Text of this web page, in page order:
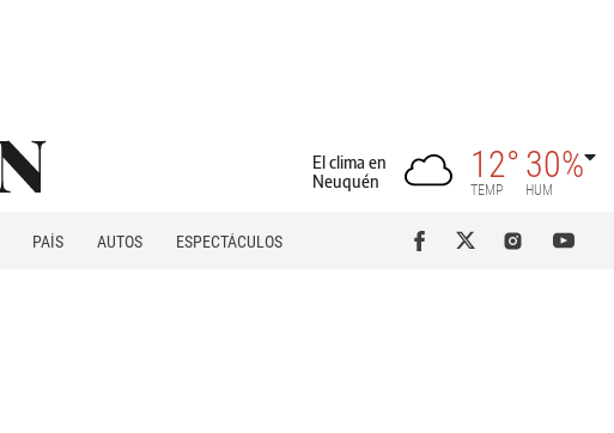
El clima en
Neuquén
12°
TEMP
30%
HUM
PAÍS AUTOS
ESPECTÁCULOS